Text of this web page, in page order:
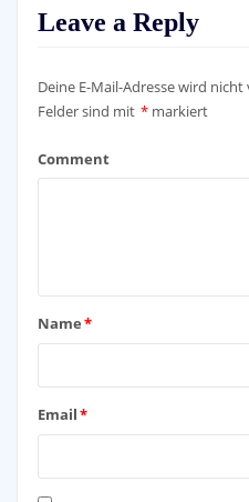
Leave a Reply
Deine E-Mail-Adresse wird
Felder sind mit * markiert
Comment
Name*
Email*